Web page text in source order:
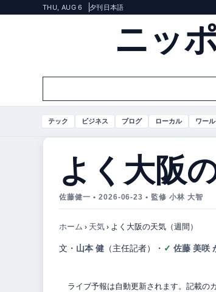
THU, AUG 6 夕刊 日本語
ニッ
テック ビジネス ブログ ローカル ワー
よく大阪
佐藤健一 • 2026-06-23 • 監修 小林 大智
ホーム › 天気› よく大阪の天気（週間）
文・ 山本 健 （主任記者） ・ 佐藤 美咲
ライブ予報は自動更新されます。記載の